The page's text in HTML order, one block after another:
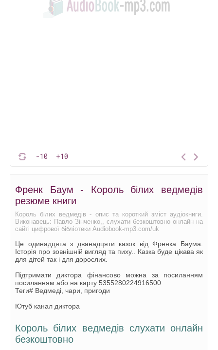
-10 +10
Френк Баум - Король білих ведмедів
резюме книги
Король білих ведмедів - опис та короткий зміст аудіокниги.
Виконавець: Павло Зінченко,, слухати безкоштовно онлайн на
сайті цифрової бібліотеки Audiobook-mp3.com/uk
Це одинадцята з дванадцяти казок від Френка Баума.
Історія про зовнішній вигляд та пиху.. Казка буде цікава як
для дітей так і для дорослих.
Підтримати диктора фінансово можна за посиланням
посиланням або на карту 5355280224916500
Теги# Ведмеді, чари, пригоди
Ютуб канал диктора
Король білих ведмедів слухати онлайн
безкоштовно